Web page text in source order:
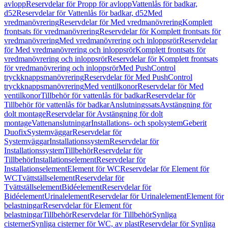
avloppReservdelar för Propp för avloppVattenlås för badkar,
d52Reservdelar för Vattenlås för badkar, d52Med
vredmanövreringReservdelar för Med vredmanövreringKomplett
frontsats för vredmanövreringReservdelar för Komplett frontsats för
vredmanövreringMed vredmanövrering och inloppsrörReservdelar
för Med vredmanövrering och inloppsrörKomplett frontsats för
vredmanövrering och inloppsrörReservdelar för Komplett frontsats
för vredmanövrering och inloppsrörMed PushControl
tryckknappsmanövreringReservdelar för Med PushControl
tryckknappsmanövreringMed ventilkonorReservdelar för Med
ventilkonorTillbehör för vattenlås för badkarReservdelar för
Tillbehör för vattenlås för badkarAnslutningssatsAvstängning för
dolt montageReservdelar för Avstängning för dolt
montageVattenanslutningarInstallations- och spolsystemGeberit
DuofixSystemväggarReservdelar för
SystemväggarInstallationssystemReservdelar för
InstallationssystemTillbehörReservdelar för
TillbehörInstallationselementReservdelar för
InstallationselementElement för WCReservdelar för Element för
WCTvättställselementReservdelar för
TvättställselementBidéelementReservdelar för
BidéelementUrinalelementReservdelar för UrinalelementElement för
belastningarReservdelar för Element för
belastningarTillbehörReservdelar för TillbehörSynliga
cisternerSynliga cisterner för WC, av plastReservdelar för Synliga